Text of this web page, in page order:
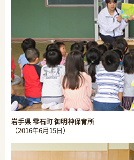
岩手県 雫石町 御明神保育所
（2016年6月15日）